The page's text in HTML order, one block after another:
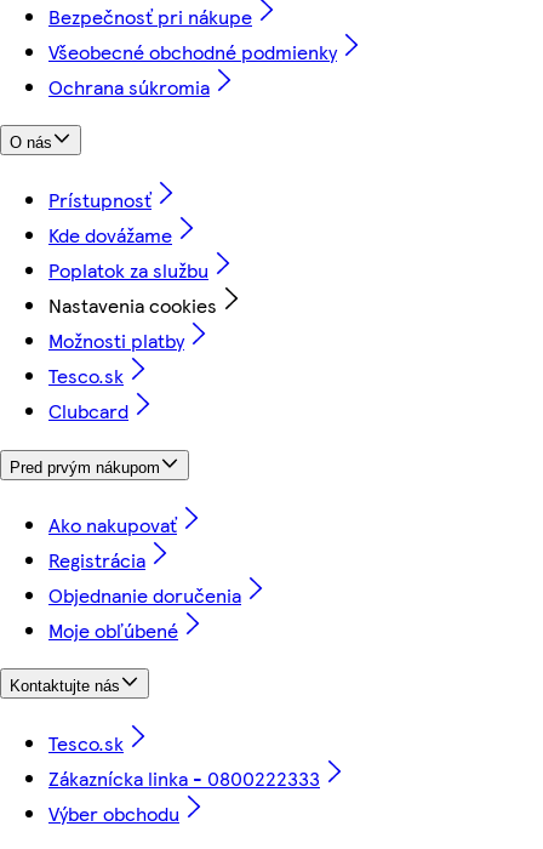
Bezpečnosť pri nákupe
Všeobecné obchodné podmienky
Ochrana súkromia
O nás
Prístupnosť
Kde dovážame
Poplatok za službu
Nastavenia cookies
Možnosti platby
Tesco.sk
Clubcard
Pred prvým nákupom
Ako nakupovať
Registrácia
Objednanie doručenia
Moje obľúbené
Kontaktujte nás
Tesco.sk
Zákaznícka linka - 0800222333
Výber obchodu